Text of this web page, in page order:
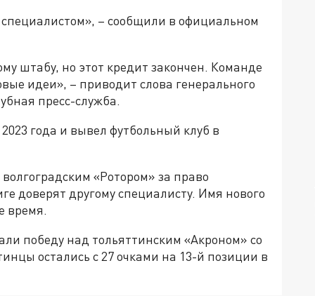
– сообщили в официальном
штабу, но этот кредит закончен. Команде
идеи», – приводит слова генерального
пресс-служба.
года и вывел футбольный клуб в
«Ротором» за право
доверят другому специалисту. Имя нового
время.
победу над тольяттинским «Акроном» со
остались с 27 очками на 13-й позиции в